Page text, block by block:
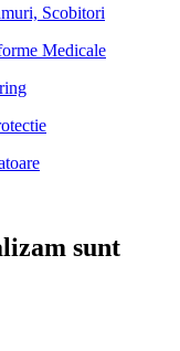
Scobitori
Medicale
sunt